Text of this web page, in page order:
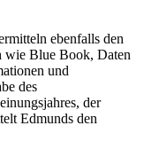
ebenfalls den
wie Blue Book, Daten
und
des
der
Edmunds den